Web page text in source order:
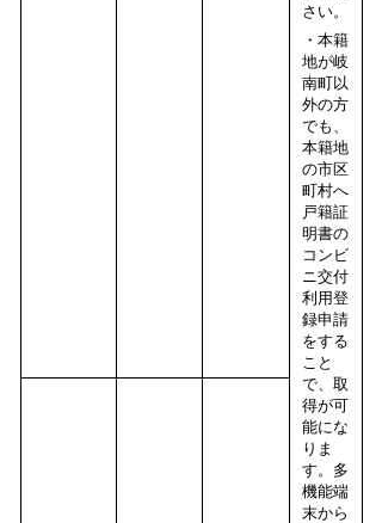
さい。
・本籍
地が岐
南町以
外の方
でも、
本籍地
の市区
町村へ
戸籍証
明書の
コンビ
ニ交付
利用登
録申請
をする
こと
で、取
得が可
能にな
りま
す。多
機能端
末から